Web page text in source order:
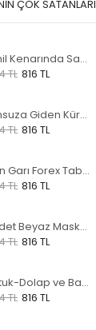
ÇOK SATANLARI
Sahil Kenarında Sandal Forex Tablo
TL 816 TL
Sonsuza Giden Küreler Forex Tablo
TL 816 TL
Tran Garı Forex Tablo
TL 816 TL
2 Adet Beyaz Maske Forex Tablo
TL 816 TL
Koltuk-Dolap ve Bambu Forex Tablo
TL 816 TL